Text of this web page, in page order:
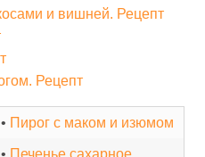
и вишней. Рецепт
Рецепт
• Пирог с маком и изюмом
• Печенье сахарное